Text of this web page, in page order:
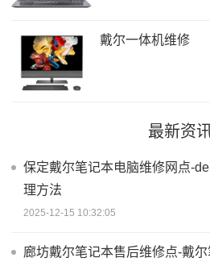
戴尔一体机维修
最新资
保定戴尔笔记本电脑维修网点-
理方法
2025-12-15 10:32:05
廊坊戴尔笔记本售后维修点-戴